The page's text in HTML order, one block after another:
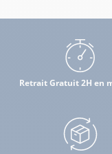
Retrait Gratuit 2H en